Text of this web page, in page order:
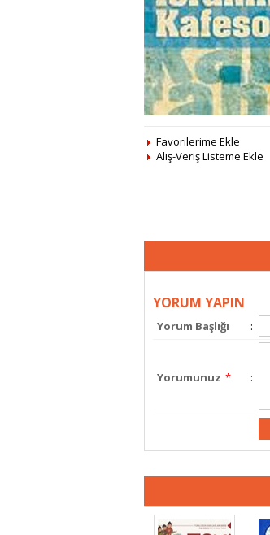
Favorilerime Ekle
Alış-Veriş Listeme Ekle
YORUM YAPIN
Yorum Başlığı :
Yorumunuz * :